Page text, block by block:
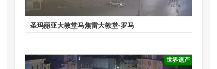
圣玛丽亚大教堂马焦雷大教堂-罗马
世界遗产